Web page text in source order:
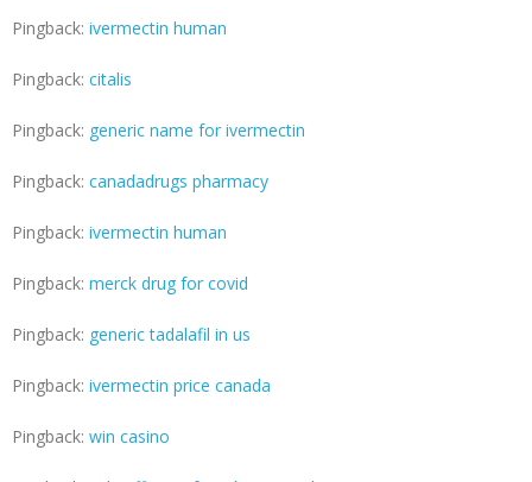
Pingback: ivermectin human
Pingback: citalis
Pingback: generic name for ivermectin
Pingback: canadadrugs pharmacy
Pingback: ivermectin human
Pingback: merck drug for covid
Pingback: generic tadalafil in us
Pingback: ivermectin price canada
Pingback: win casino